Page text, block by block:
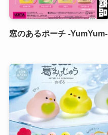
窓のあるポーチ -YumYum-